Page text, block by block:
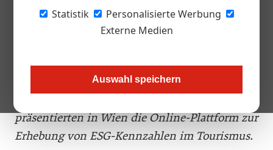
Statistik
Personalisierte Werbung
Externe Medien
Auswahl speichern
stellen.
Kontrollbank), Tourismus-
Staatssekretärin Susanne Kraus-Winkler und
präsentierten in Wien die Online-Plattform zur
Erhebung von ESG-Kennzahlen im Tourismus.